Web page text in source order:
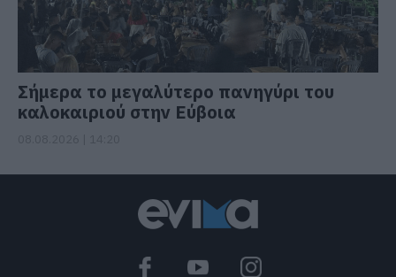
Σήμερα το μεγαλύτερο πανηγύρι του
καλοκαιριού στην Εύβοια